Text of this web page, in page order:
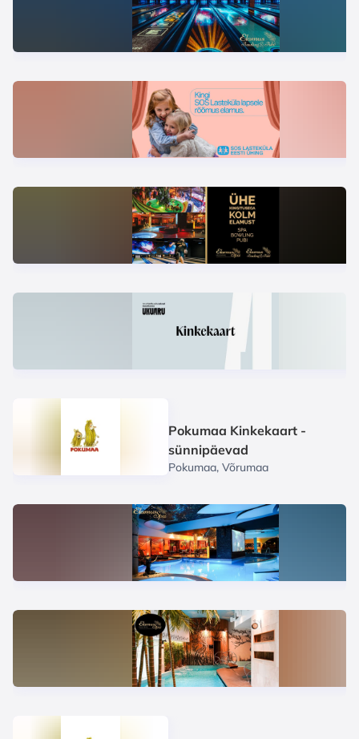
Pokumaa Kinkekaart -
sünnipäevad
Pokumaa, Võrumaa